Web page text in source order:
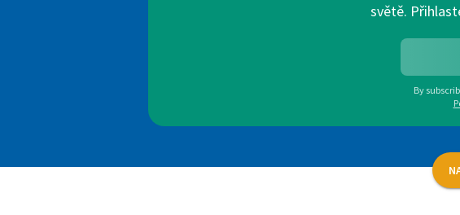
světě.
By